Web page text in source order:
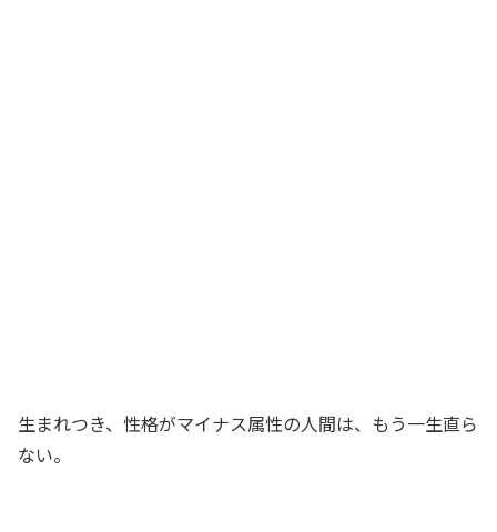
生まれつき、性格がマイナス属性の人間は、もう一生直ら
ない。